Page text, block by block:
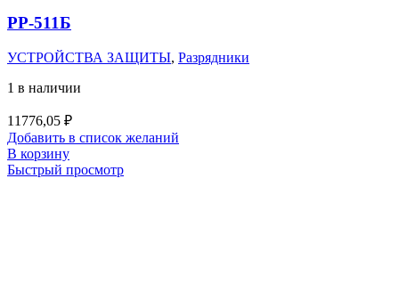
РР-511Б
УСТРОЙСТВА ЗАЩИТЫ, Разрядники
1 в наличии
11776,05 ₽
Добавить в список желаний
В корзину
Быстрый просмотр